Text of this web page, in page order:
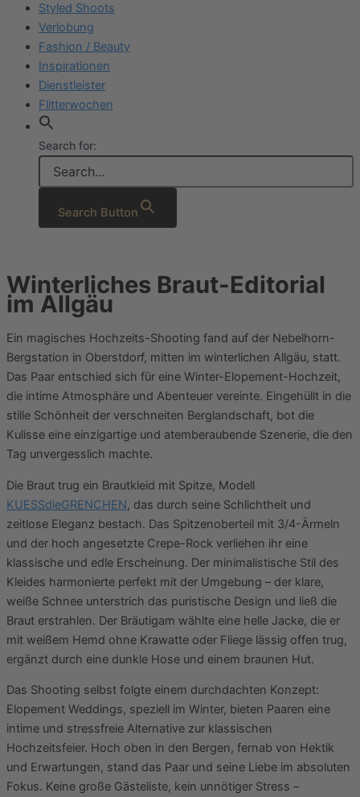
Styled Shoots
Verlobung
Fashion / Beauty
Inspirationen
Dienstleister
Flitterwochen
Search for:
Search Button
Winterliches Braut-Editorial
im Allgäu
Ein magisches Hochzeits-Shooting fand auf der Nebelhorn-
Bergstation in Oberstdorf, mitten im winterlichen Allgäu, statt.
Das Paar entschied sich für eine Winter-Elopement-Hochzeit,
die intime Atmosphäre und Abenteuer vereinte. Eingehüllt in die
stille Schönheit der verschneiten Berglandschaft, bot die
Kulisse eine einzigartige und atemberaubende Szenerie, die den
Tag unvergesslich machte.
Die Braut trug ein Brautkleid mit Spitze, Modell
KUESSdieGRENCHEN, das durch seine Schlichtheit und
zeitlose Eleganz bestach. Das Spitzenoberteil mit 3/4-Ärmeln
und der hoch angesetzte Crepe-Rock verliehen ihr eine
klassische und edle Erscheinung. Der minimalistische Stil des
Kleides harmonierte perfekt mit der Umgebung – der klare,
weiße Schnee unterstrich das puristische Design und ließ die
Braut erstrahlen. Der Bräutigam wählte eine helle Jacke, die er
mit weißem Hemd ohne Krawatte oder Fliege lässig offen trug,
ergänzt durch eine dunkle Hose und einem braunen Hut.
Das Shooting selbst folgte einem durchdachten Konzept:
Elopement Weddings, speziell im Winter, bieten Paaren eine
intime und stressfreie Alternative zur klassischen
Hochzeitsfeier. Hoch oben in den Bergen, fernab von Hektik
und Erwartungen, stand das Paar und seine Liebe im absoluten
Fokus. Keine große Gästeliste, kein unnötiger Stress –